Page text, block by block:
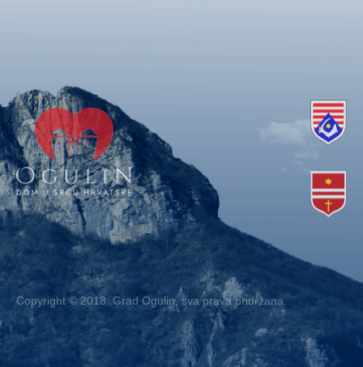
Copyright © 2018. Grad Ogulin, sva prava pridržana.
Design by EA93